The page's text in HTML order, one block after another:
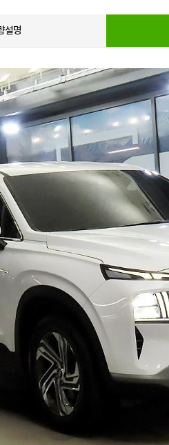
설명